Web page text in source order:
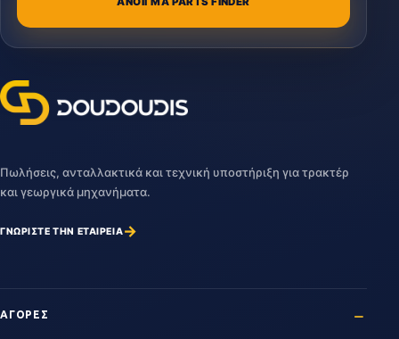
Πωλήσεις, ανταλλακτικά και τεχνική υποστήριξη για τρακτέρ
και γεωργικά μηχανήματα.
ΓΝΩΡΙΣΤΕ ΤΗΝ ΕΤΑΙΡΕΙΑ→
ΑΓΟΡΕΣ